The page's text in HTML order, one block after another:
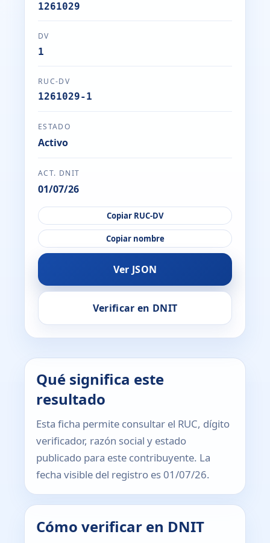
1261029
DV
1
RUC-DV
1261029-1
ESTADO
Activo
ACT. DNIT
01/07/26
Copiar RUC-DV
Copiar nombre
Ver JSON
Verificar en DNIT
Qué significa este
resultado
Esta ficha permite consultar el RUC, dígito
verificador, razón social y estado
publicado para este contribuyente. La
fecha visible del registro es 01/07/26.
Cómo verificar en DNIT